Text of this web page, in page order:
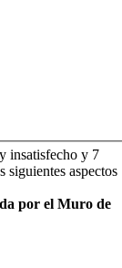
insatisfecho y 7
siguientes aspectos
por el Muro de